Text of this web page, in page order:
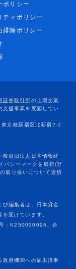
ポリシー
ティポリシー
排除ポリシー
び編集者は、日本貸金
受けています。
：K250020096、合
政府機関への届出済事